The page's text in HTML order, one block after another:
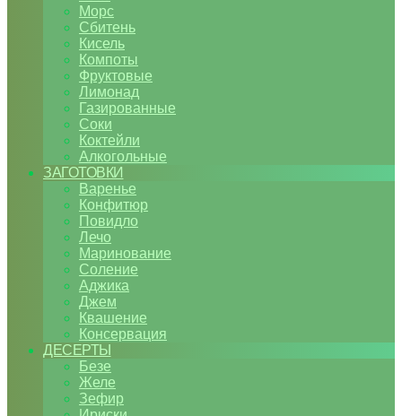
Морс
Сбитень
Кисель
Компоты
Фруктовые
Лимонад
Газированные
Соки
Коктейли
Алкогольные
ЗАГОТОВКИ
Варенье
Конфитюр
Повидло
Лечо
Маринование
Соление
Аджика
Джем
Квашение
Консервация
ДЕСЕРТЫ
Безе
Желе
Зефир